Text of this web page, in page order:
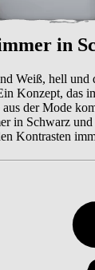
in
Weiß, hell und
Konzept, das
der Mode
in Schwarz
Kontrasten